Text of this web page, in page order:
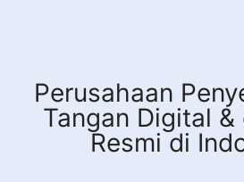
Perusahaan
Tangan Digital
Resmi di